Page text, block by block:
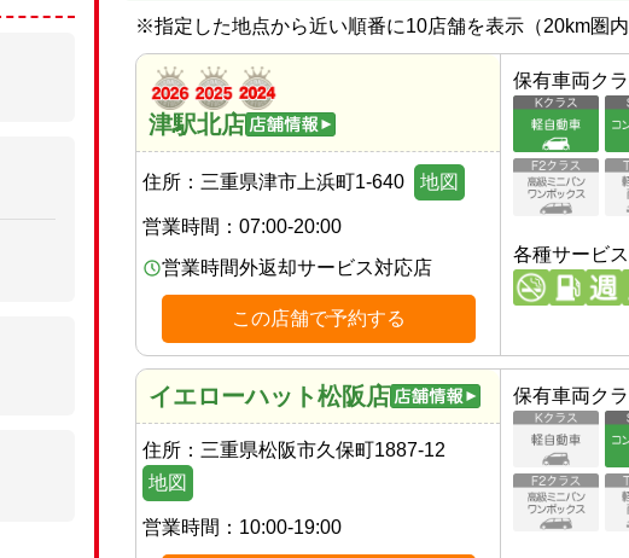
※指定した地点から近い順番に10店舗を表示（20km圏
津駅北店
住所： 三重県津市上浜町1-640 地図
営業時間： 07:00-20:00
営業時間外返却サービス対応店
この店舗で予約する
保有車両ク
各種サービス
イエローハット松阪店
住所： 三重県松阪市久保町1887-12
地図
営業時間： 10:00-19:00
保有車両ク